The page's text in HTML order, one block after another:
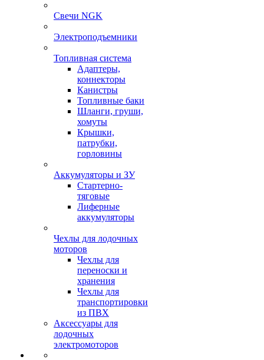
Свечи NGK
Электроподъемники
Топливная система
Адаптеры,
коннекторы
Канистры
Топливные баки
Шланги, груши,
хомуты
Крышки,
патрубки,
горловины
Аккумуляторы и ЗУ
Стартерно-
тяговые
Лиферные
аккумуляторы
Чехлы для лодочных
моторов
Чехлы для
переноски и
хранения
Чехлы для
транспортировки
из ПВХ
Аксессуары для
лодочных
электромоторов